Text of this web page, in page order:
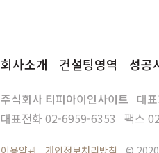
회사소개 컨설팅영역 성공
주식회사 티피아이인사이트 대
대표전화02-6959-6353 팩스
이용약관 개인정보처리방침 ©